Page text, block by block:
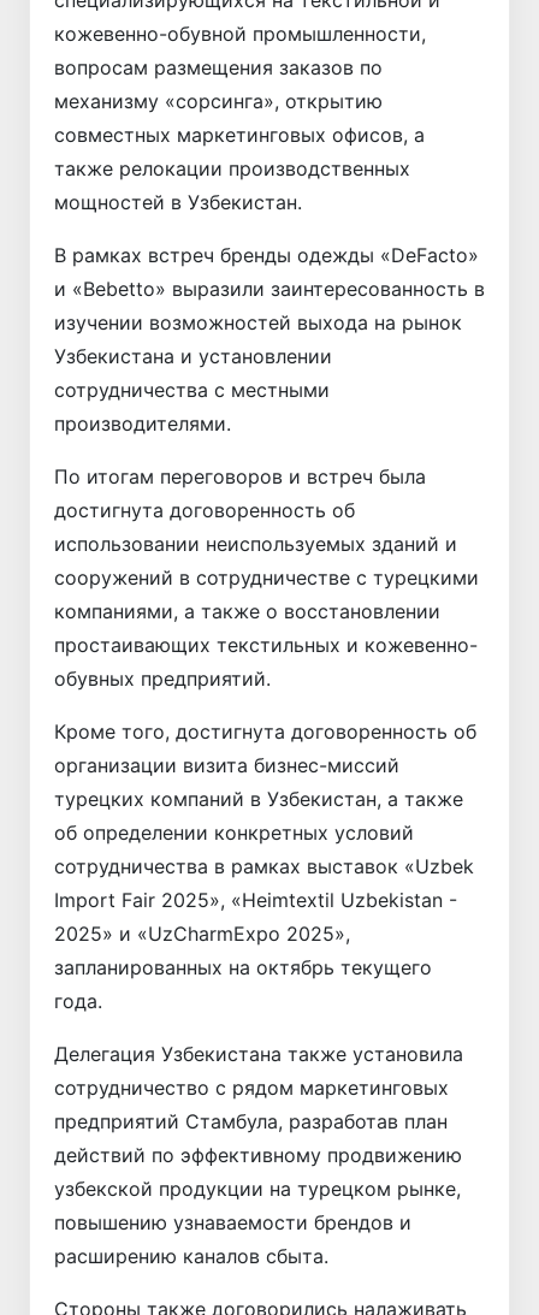
кожевенно-обувной промышленности,
вопросам размещения заказов по
механизму «сорсинга», открытию
совместных маркетинговых офисов, а
также релокации производственных
мощностей в Узбекистан.
В рамках встреч бренды одежды «DeFacto»
и «Bebetto» выразили заинтересованность в
изучении возможностей выхода на рынок
Узбекистана и установлении
сотрудничества с местными
производителями.
По итогам переговоров и встреч была
достигнута договоренность об
использовании неиспользуемых зданий и
сооружений в сотрудничестве с турецкими
компаниями, а также о восстановлении
простаивающих текстильных и кожевенно-
обувных предприятий.
Кроме того, достигнута договоренность об
организации визита бизнес-миссий
турецких компаний в Узбекистан, а также
об определении конкретных условий
сотрудничества в рамках выставок «Uzbek
Import Fair 2025», «Heimtextil Uzbekistan -
2025» и «UzCharmExpo 2025»,
запланированных на октябрь текущего
года.
Делегация Узбекистана также установила
сотрудничество с рядом маркетинговых
предприятий Стамбула, разработав план
действий по эффективному продвижению
узбекской продукции на турецком рынке,
повышению узнаваемости брендов и
расширению каналов сбыта.
Стороны также договорились налаживать